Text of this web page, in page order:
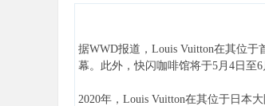
据WWD报道，Louis Vuitton在其位于
幕。此外，快闪咖啡馆将于5月4日至
2020年，Louis Vuitton在其位于日本